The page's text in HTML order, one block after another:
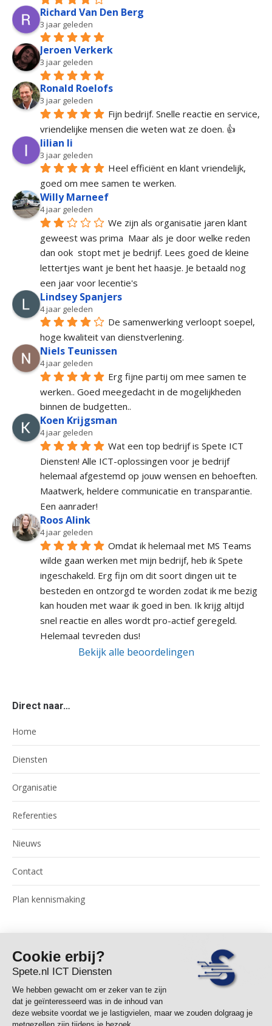
Richard Van Den Berg
3 jaar geleden
Jeroen Verkerk
3 jaar geleden
Ronald Roelofs
3 jaar geleden
Fijn bedrijf. Snelle reactie en service,
vriendelijke mensen die weten wat ze doen. 👍
lilian li
3 jaar geleden
Heel efficiënt en klant vriendelijk,
goed om mee samen te werken.
Willy Marneef
4 jaar geleden
We zijn als organisatie jaren klant
geweest was prima  Maar als je door welke reden
dan ook  stopt met je bedrijf. Lees goed de kleine
lettertjes want je bent het haasje. Je betaald nog
een jaar voor lecentie's
Lindsey Spanjers
4 jaar geleden
De samenwerking verloopt soepel,
hoge kwaliteit van dienstverlening.
Niels Teunissen
4 jaar geleden
Erg fijne partij om mee samen te
werken.. Goed meegedacht in de mogelijkheden
binnen de budgetten..
Koen Krijgsman
4 jaar geleden
Wat een top bedrijf is Spete ICT
Diensten! Alle ICT-oplossingen voor je bedrijf
helemaal afgestemd op jouw wensen en behoeften.
Maatwerk, heldere communicatie en transparantie.
Een aanrader!
Roos Alink
4 jaar geleden
Omdat ik helemaal met MS Teams
wilde gaan werken met mijn bedrijf, heb ik Spete
ingeschakeld. Erg fijn om dit soort dingen uit te
besteden en ontzorgd te worden zodat ik me bezig
kan houden met waar ik goed in ben. Ik krijg altijd
snel reactie en alles wordt pro-actief geregeld.
Helemaal tevreden dus!
Bekijk alle beoordelingen
Direct naar…
Home
Diensten
Organisatie
Referenties
Nieuws
Contact
Plan kennismaking